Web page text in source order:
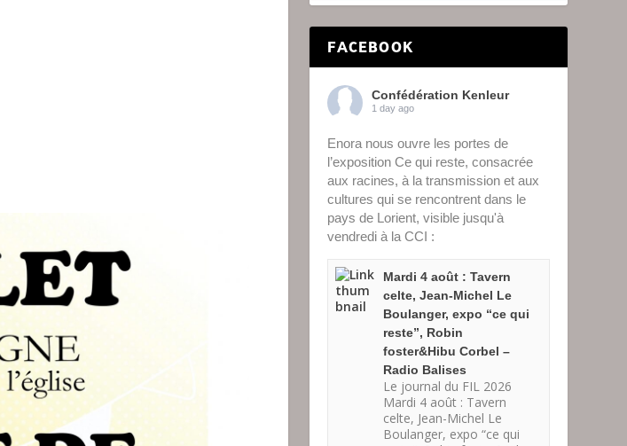
FACEBOOK
Confédération Kenleur
1 day ago
Enora nous ouvre les portes de
l’exposition Ce qui reste, consacrée
aux racines, à la transmission et aux
cultures qui se rencontrent dans le
pays de Lorient, visible jusqu'à
vendredi à la CCI :
Mardi 4 août : Tavern
celte, Jean-Michel Le
Boulanger, expo “ce qui
reste”, Robin
foster&Hibu Corbel –
Radio Balises
Le journal du FIL 2026
Mardi 4 août : Tavern
celte, Jean-Michel Le
Boulanger, expo “ce qui